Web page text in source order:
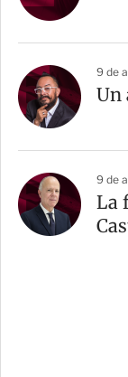
9 de
Un
9 de
La